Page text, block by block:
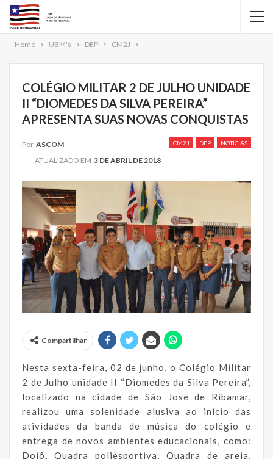
Home UBM's DEP CM2J
COLÉGIO MILITAR 2 DE JULHO UNIDADE
II “DIOMEDES DA SILVA PEREIRA”
APRESENTA SUAS NOVAS CONQUISTAS
CM2J DEP NOTICIAS
Por ASCOM
ATUALIZADO EM 3 DE ABRIL DE 2018
Compartilhar
Nesta sexta-feira, 02 de junho, o Colégio Militar
2 de Julho unidade II “Diomedes da Silva Pereira”,
localizado na cidade de São José de Ribamar,
realizou uma solenidade alusiva ao início das
atividades da banda de música do colégio e
entrega de novos ambientes educacionais, como:
Dojô, Quadra poliesportiva, Quadra de areia,